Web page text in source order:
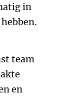
in
team
en